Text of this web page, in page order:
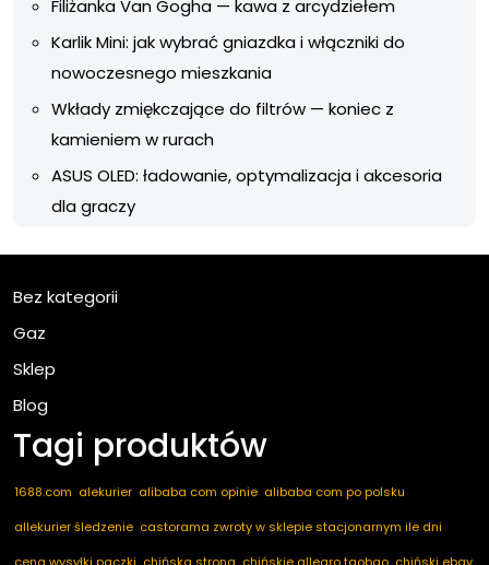
Filiżanka Van Gogha — kawa z arcydziełem
Karlik Mini: jak wybrać gniazdka i włączniki do
nowoczesnego mieszkania
Wkłady zmiękczające do filtrów — koniec z
kamieniem w rurach
ASUS OLED: ładowanie, optymalizacja i akcesoria
dla graczy
Bez kategorii
Gaz
Sklep
Blog
Tagi produktów
1688.com alekurier alibaba com opinie alibaba com po polsku
allekurier śledzenie castorama zwroty w sklepie stacjonarnym ile dni